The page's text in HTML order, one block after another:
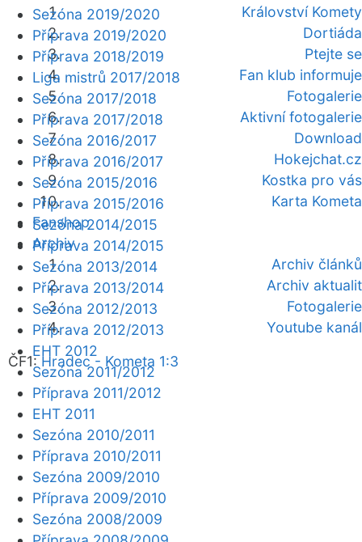
Království Komety
Dortiáda
Ptejte se
Fan klub informuje
Fotogalerie
Aktivní fotogalerie
Download
Hokejchat.cz
Kostka pro vás
Karta Kometa
Fanshop
Archiv
Archiv článků
Archiv aktualit
Fotogalerie
Youtube kanál
ČF1:Hradec - Kometa 1:3
Sezóna 2019/2020
Příprava 2019/2020
Příprava 2018/2019
Liga mistrů 2017/2018
Sezóna 2017/2018
Příprava 2017/2018
Sezóna 2016/2017
Příprava 2016/2017
Sezóna 2015/2016
Příprava 2015/2016
Sezóna 2014/2015
Příprava 2014/2015
Sezóna 2013/2014
Příprava 2013/2014
Sezóna 2012/2013
Příprava 2012/2013
EHT 2012
Sezóna 2011/2012
Příprava 2011/2012
EHT 2011
Sezóna 2010/2011
Příprava 2010/2011
Sezóna 2009/2010
Příprava 2009/2010
Sezóna 2008/2009